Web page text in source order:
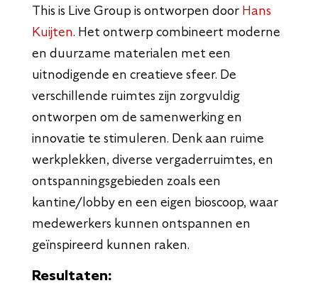
This is Live Group is ontworpen door Hans
Kuijten. Het ontwerp combineert moderne
en duurzame materialen met een
uitnodigende en creatieve sfeer. De
verschillende ruimtes zijn zorgvuldig
ontworpen om de samenwerking en
innovatie te stimuleren. Denk aan ruime
werkplekken, diverse vergaderruimtes, en
ontspanningsgebieden zoals een
kantine/lobby en een eigen bioscoop, waar
medewerkers kunnen ontspannen en
geïnspireerd kunnen raken.
Resultaten: